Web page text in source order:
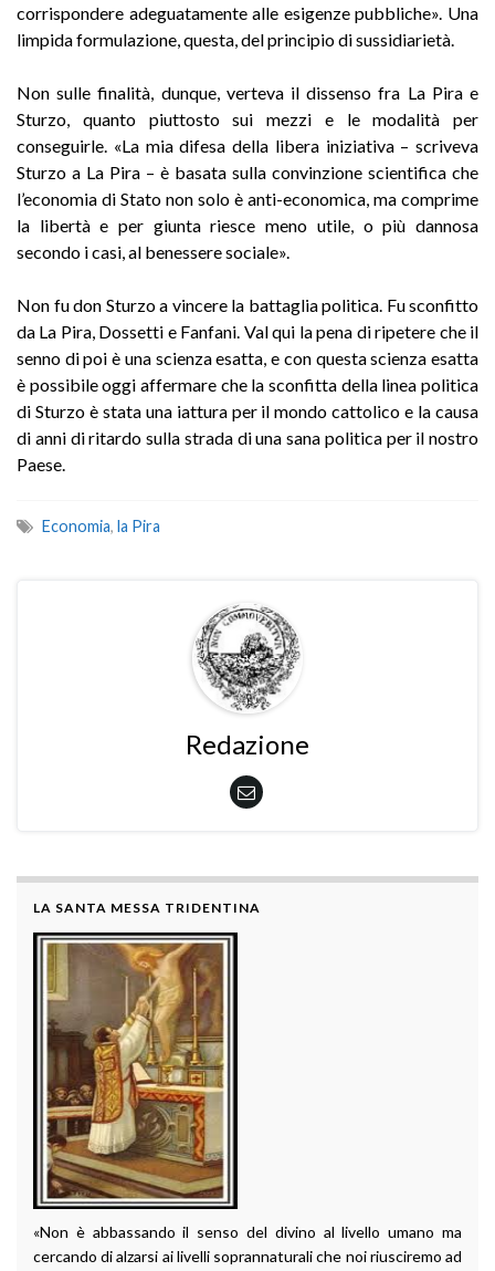
corrispondere adeguatamente alle esigenze pubbliche». Una
limpida formulazione, questa, del principio di sussidiarietà.
Non sulle finalità, dunque, verteva il dissenso fra La Pira e
Sturzo, quanto piuttosto sui mezzi e le modalità per
conseguirle. «La mia difesa della libera iniziativa – scriveva
Sturzo a La Pira – è basata sulla convinzione scientifica che
l’economia di Stato non solo è anti-economica, ma comprime
la libertà e per giunta riesce meno utile, o più dannosa
secondo i casi, al benessere sociale».
Non fu don Sturzo a vincere la battaglia politica. Fu sconfitto
da La Pira, Dossetti e Fanfani. Val qui la pena di ripetere che il
senno di poi è una scienza esatta, e con questa scienza esatta
è possibile oggi affermare che la sconfitta della linea politica
di Sturzo è stata una iattura per il mondo cattolico e la causa
di anni di ritardo sulla strada di una sana politica per il nostro
Paese.
Economia, la Pira
Redazione
LA SANTA MESSA TRIDENTINA
«Non è abbassando il senso del divino al livello umano ma
cercando di alzarsi ai livelli soprannaturali che noi riusciremo ad